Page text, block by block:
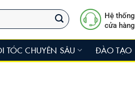
Hệ thống
cửa hàng
TÓC CHUYÊN SÂU ĐÀO TẠO